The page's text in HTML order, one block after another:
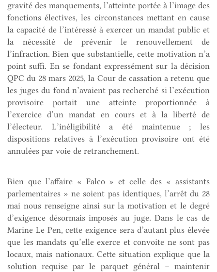
gravité des manquements, l’atteinte portée à l’image des
fonctions électives, les circonstances mettant en cause
la capacité de l’intéressé à exercer un mandat public et
la nécessité de prévenir le renouvellement de
l’infraction. Bien que substantielle, cette motivation n’a
point suffi. En se fondant expressément sur la décision
QPC du 28 mars 2025, la Cour de cassation a retenu que
les juges du fond n’avaient pas recherché si l’exécution
provisoire portait une atteinte proportionnée à
l’exercice d’un mandat en cours et à la liberté de
l’électeur. L’inéligibilité a été maintenue ; les
dispositions relatives à l’exécution provisoire ont été
annulées par voie de retranchement.
Bien que l’affaire « Falco » et celle des « assistants
parlementaires » ne soient pas identiques, l’arrêt du 28
mai nous renseigne ainsi sur la motivation et le degré
d’exigence désormais imposés au juge. Dans le cas de
Marine Le Pen, cette exigence sera d’autant plus élevée
que les mandats qu’elle exerce et convoite ne sont pas
locaux, mais nationaux. Cette situation explique que la
solution requise par le parquet général – maintenir